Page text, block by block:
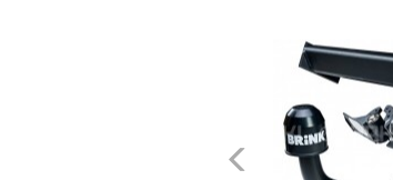
Poprzednie